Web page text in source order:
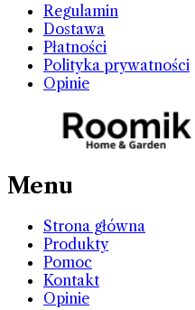
Regulamin
Dostawa
Płatności
Polityka prywatności
Opinie
Menu
Strona główna
Produkty
Pomoc
Kontakt
Opinie